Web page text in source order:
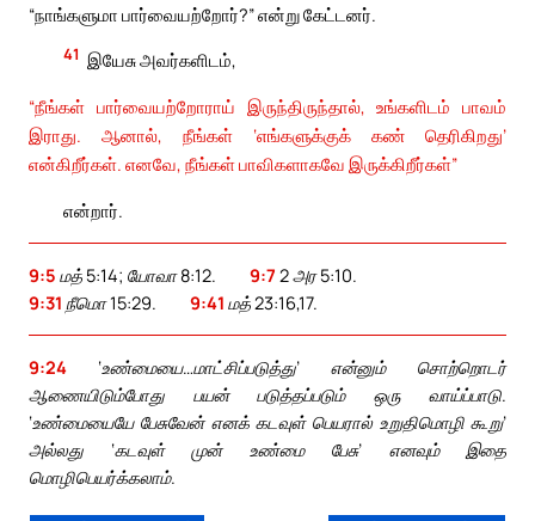
“நாங்களுமா பார்வையற்றோர்?” என்று கேட்டனர்.
41 இயேசு அவர்களிடம்,
“நீங்கள் பார்வையற்றோராய் இருந்திருந்தால், உங்களிடம் பாவம்
இராது. ஆனால், நீங்கள் ‘எங்களுக்குக் கண் தெரிகிறது’
என்கிறீர்கள். எனவே, நீங்கள் பாவிகளாகவே இருக்கிறீர்கள்”
என்றார்.
9:5 மத் 5:14; யோவா 8:12. 9:7 2 அர 5:10.
9:31 நீமொ 15:29. 9:41 மத் 23:16,17.
9:24
‘உண்மையை…மாட்சிப்படுத்து’ என்னும் சொற்றொடர்
ஆணையிடும்போது பயன் படுத்தப்படும் ஒரு வாய்ப்பாடு.
‘உண்மையையே பேசுவேன் எனக் கடவுள் பெயரால் உறுதிமொழி கூறு’
அல்லது ‘கடவுள் முன் உண்மை பேசு’ எனவும் இதை
மொழிபெயர்க்கலாம்.